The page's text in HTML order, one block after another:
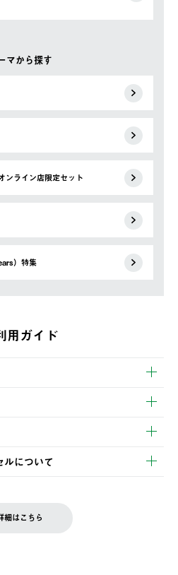
マから探す
ンライン店限定セット
）特集
用ガイド
いいただけます。
日以内に商品を発送いたします。
で、木曜日以降のご注文は週明け
す。
は、お客様ご負担とさせていただ
ルについて
会員マイページ内 購入履歴画面に
細はこちら